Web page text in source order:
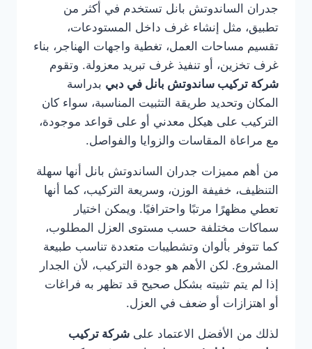
جدران الساندوتش بانل تستخدم في أكثر من
تطبيق، مثل إنشاء غرف داخل المستودعات،
تقسيم مساحات العمل، تغطية واجهات الهناجر، بناء
غرف تخزين، أو تنفيذ غرف تبريد معزولة. وتقوم
شركة تركيب ساندوتش بانل في دبي بدراسة
المكان وتحديد طريقة التثبيت المناسبة، سواء كان
التركيب على هيكل معدني أو على قواعد موجودة،
مع مراعاة المقاسات والزوايا والفواصل.
من أهم مميزات جدران الساندوتش بانل أنها سهلة
التنظيف، خفيفة الوزن، وسريعة التركيب، كما أنها
تعطي مظهرًا مرتبًا واحترافيًا. ويمكن اختيار
سماكات مختلفة حسب مستوى العزل المطلوب،
كما تتوفر بألوان وتشطيبات متعددة تناسب طبيعة
المشروع. لكن الأهم هو جودة التركيب، لأن الجدار
إذا لم يتم تثبيته بشكل صحيح قد تظهر به فراغات
أو اهتزازات أو ضعف في العزل.
لذلك من الأفضل الاعتماد على شركة تركيب